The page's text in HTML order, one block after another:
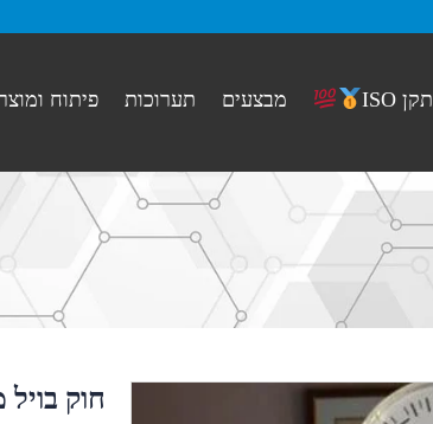
תקן ISO מבצעים תערוכות פיתוח
חוק